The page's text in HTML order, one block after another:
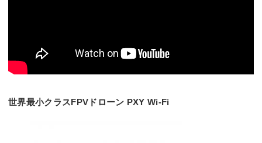
世界最小クラスFPVドローン PXY Wi-Fi